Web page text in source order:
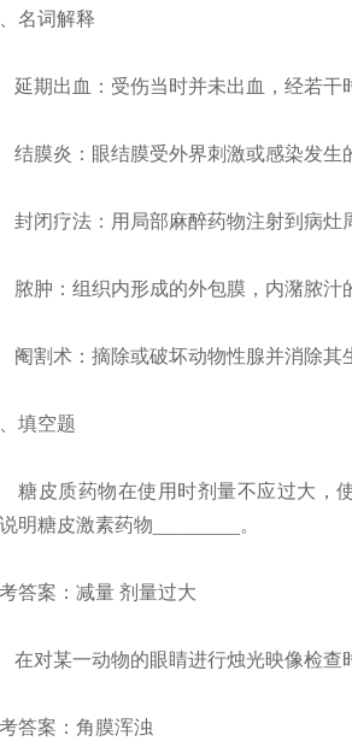
名词解释
延期出血：受伤当时并未出血，经若干
结膜炎：眼结膜受外界刺激或感染发生
封闭疗法：用局部麻醉药物注射到病灶
脓肿：组织内形成的外包膜，内潴脓汁
阉割术：摘除或破坏动物性腺并消除其
填空题
糖皮质药物在使用时剂量不应过大，
明糖皮激素药物________。
答案：减量 剂量过大
在对某一动物的眼睛进行烛光映像检查
答案：角膜浑浊